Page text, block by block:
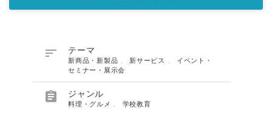
 テーマ
新商品・新製品 、新サービス 、 イベント・
セミナー・展示会
 ジャンル
料理・グルメ 、 学校教育